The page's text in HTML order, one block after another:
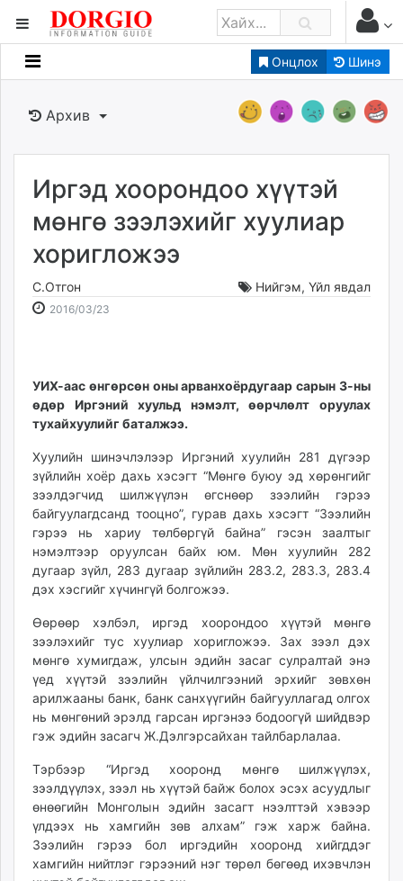
Онцлох Шинэ
Мэдээллийн
Банк санхүү
Бизнес ААН
Төрийн
Нийслэлийн
dorgio.mn
Gogo.mn
caak.mn
tovch.mn
ikon.mn
Livetv.mn
Eguur.mn
24tsag.mn
shuud.mn
eagle.mn
ergelt.mn
zarig.mn
today.mn
zuv.mn
mminfo.mn
ugluu.mn
urlag.mn
unen.mn
shudarga.mn
shuurhai.mn
unuudur.mn
isee.mn
mglradio.com
Архив
Иргэд хоорондоо хүүтэй
мөнгө зээлэхийг хуулиар
хоригложээ
С.Отгон Нийгэм, Үйл явдал
2016/03/23
УИХ-аас өнгөрсөн оны арванхоёрдугаар сарын 3-ны
өдөр Иргэний хуульд нэмэлт, өөрчлөлт оруулах
тухайхуулийг баталжээ.
Хуулийн шинэчлэлээр Иргэний хуулийн 281 дүгээр
зүйлийн хоёр дахь хэсэгт “Мөнгө буюу эд хөрөнгийг
зээлдэгчид шилжүүлэн өгснөөр зээлийн гэрээ
байгуулагдсанд тооцно”, гурав дахь хэсэгт “Зээлийн
гэрээ нь хариу төлбөргүй байна” гэсэн заалтыг
нэмэлтээр оруулсан байх юм. Мөн хуулийн 282
дугаар зүйл, 283 дугаар зүйлийн 283.2, 283.3, 283.4
дэх хэсгийг хүчингүй болгожээ.
Өөрөөр хэлбэл, иргэд хоорондоо хүүтэй мөнгө
зээлэхийг тус хуулиар хоригложээ. Зах зээл дэх
мөнгө хумигдаж, улсын эдийн засаг сулралтай энэ
үед хүүтэй зээлийн үйлчилгээний эрхийг зөвхөн
арилжааны банк, банк санхүүгийн байгууллагад олгох
нь мөнгөний эрэлд гарсан иргэнээ бодоогүй шийдвэр
гэж эдийн засагч Ж.Дэлгэрсайхан тайлбарлалаа.
Тэрбээр “Иргэд хооронд мөнгө шилжүүлэх,
зээлдүүлэх, зээл нь хүүтэй байж болох эсэх асуудлыг
өнөөгийн Монголын эдийн засагт нээлттэй хэвээр
үлдээх нь хамгийн зөв алхам” гэж харж байна.
Зээлийн гэрээ бол иргэдийн хооронд хийгддэг
хамгийн нийтлэг гэрээний нэг төрөл бөгөөд ихэвчлэн